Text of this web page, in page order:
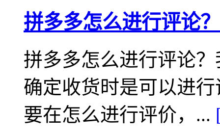
拼多多怎么进行评论
拼多多怎么进行评论
确定收货时是可以进
要在怎么进行评价，...